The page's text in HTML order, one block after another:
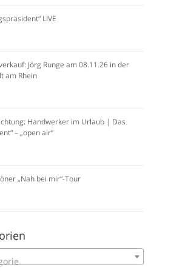
LIVE
Jörg Runge am 08.11.26 in der
am Rhein
Handwerker im Urlaub | Das
– „open air“
„Nah bei mir“-Tour